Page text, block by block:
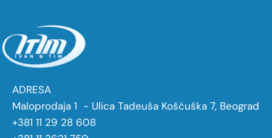
ADRESA
Maloprodaja 1 - Ulica Tadeuša Košćuška 7, Beograd
+381 11 29 28 608